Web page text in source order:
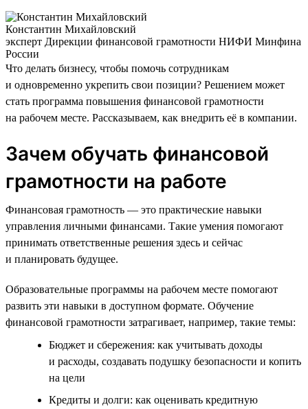
Константин Михайловский
эксперт Дирекции финансовой грамотности НИФИ Минфина
России
Что делать бизнесу, чтобы помочь сотрудникам
и одновременно укрепить свои позиции? Решением может
стать программа повышения финансовой грамотности
на рабочем месте. Рассказываем, как внедрить её в компании.
Зачем обучать финансовой
грамотности на работе
Финансовая грамотность — это практические навыки
управления личными финансами. Такие умения помогают
принимать ответственные решения здесь и сейчас
и планировать будущее.
Образовательные программы на рабочем месте помогают
развить эти навыки в доступном формате. Обучение
финансовой грамотности затрагивает, например, такие темы:
Бюджет и сбережения: как учитывать доходы
и расходы, создавать подушку безопасности и копить
на цели
Кредиты и долги: как оценивать кредитную